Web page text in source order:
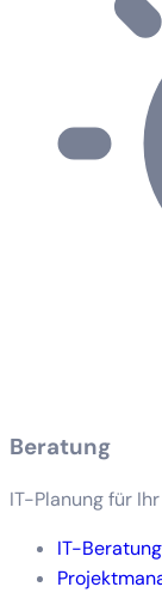
Beratung
IT-Planung für
IT-Beratung